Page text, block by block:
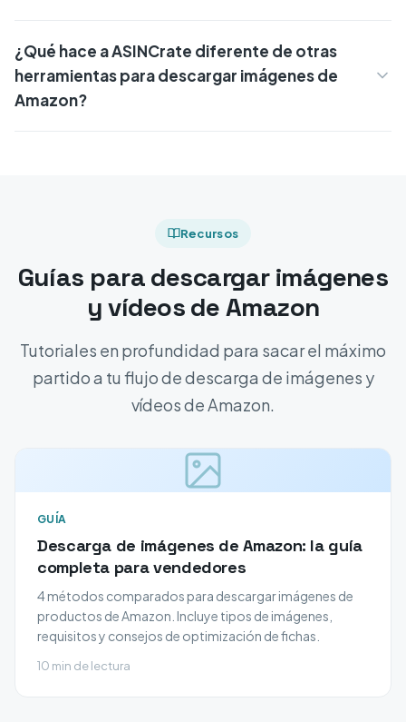
¿Qué hace a ASINCrate diferente de otras
herramientas para descargar imágenes de
Amazon?
Recursos
Guías para descargar imágenes
y vídeos de Amazon
Tutoriales en profundidad para sacar el máximo
partido a tu flujo de descarga de imágenes y
vídeos de Amazon.
GUÍA
Descarga de imágenes de Amazon: la guía
completa para vendedores
4 métodos comparados para descargar imágenes de
productos de Amazon. Incluye tipos de imágenes,
requisitos y consejos de optimización de fichas.
10 min de lectura